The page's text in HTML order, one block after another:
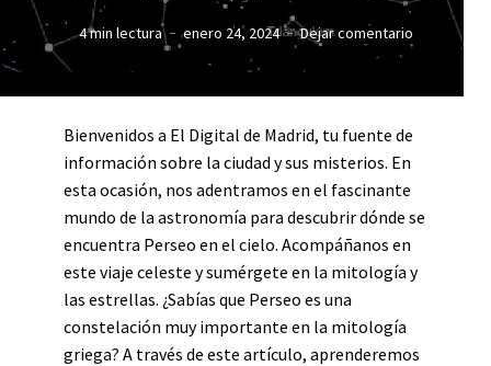
4 min lectura enero 24, 2024 Dejar comentario
Bienvenidos a El Digital de Madrid, tu fuente de
información sobre la ciudad y sus misterios. En
esta ocasión, nos adentramos en el fascinante
mundo de la astronomía para descubrir dónde se
encuentra Perseo en el cielo. Acompáñanos en
este viaje celeste y sumérgete en la mitología y
las estrellas. ¿Sabías que Perseo es una
constelación muy importante en la mitología
griega? A través de este artículo, aprenderemos